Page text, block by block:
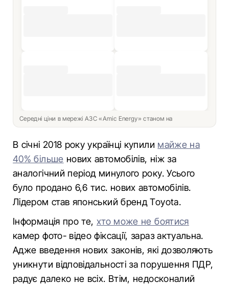
Середні ціни в мережі АЗС «Amic Energy» станом на
В січні 2018 року українці купили майже на
40% більше нових автомобілів, ніж за
аналогічний період минулого року. Усього
було продано 6,6 тис. нових автомобілів.
Лідером став японський бренд Toyota.
Інформація про те, хто може не боятися
камер фото- відео фіксації, зараз актуальна.
Адже введення нових законів, які дозволяють
уникнути відповідальності за порушення ПДР,
радує далеко не всіх. Втім, недосконалий